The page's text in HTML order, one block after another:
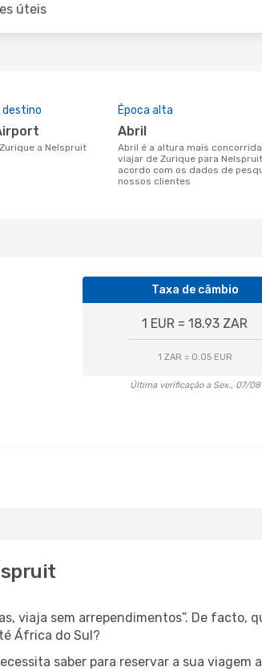
úteis
destino
Zurique a Nelspruit
Época alta
abril
abril é a altura mais concorrida para
viajar de Zurique para
acordo com os dados de
nossos clientes
Taxa de câmbio
1 EUR = 18.93 ZAR
1 ZAR = 0.05 EUR
Última verificação a Sex., 07/08
viaja sem arrependimentos”. De facto,
África do Sul?
saber para reservar a sua